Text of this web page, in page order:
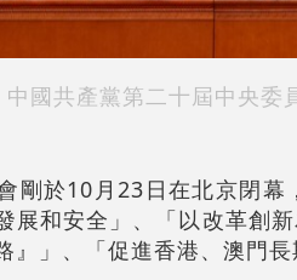
中國共產黨第二十屆中央委
剛於10月23日在北京閉
展和安全」、「以改革創
』」、「促進香港、澳門長